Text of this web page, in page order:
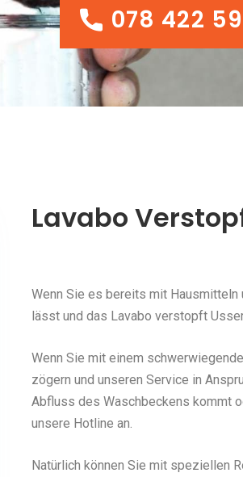
078 422
078 422
Lavabo
Wenn Sie es bereits mit
lässt und das Lavabo verstopft
Wenn Sie mit einem
zögern und unseren Service in
Abfluss des Waschbeckens kommt
unsere Hotline an.
Natürlich können Sie mit speziellen